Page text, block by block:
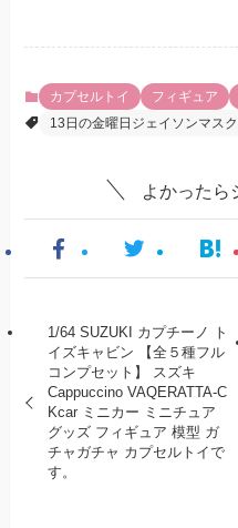
カプセルトイ フィギュア
13日の金曜日ジェイソンマス
よかったら
1/64 SUZUKI カプチーノ ト
イズキャビン 【全５種フル
コンプセット】 スズキ
Cappuccino VAQERATTA-C
Kcar ミニカー ミニチュア
グッズ フィギュア 模型 ガ
チャガチャ カプセルトイで
す。